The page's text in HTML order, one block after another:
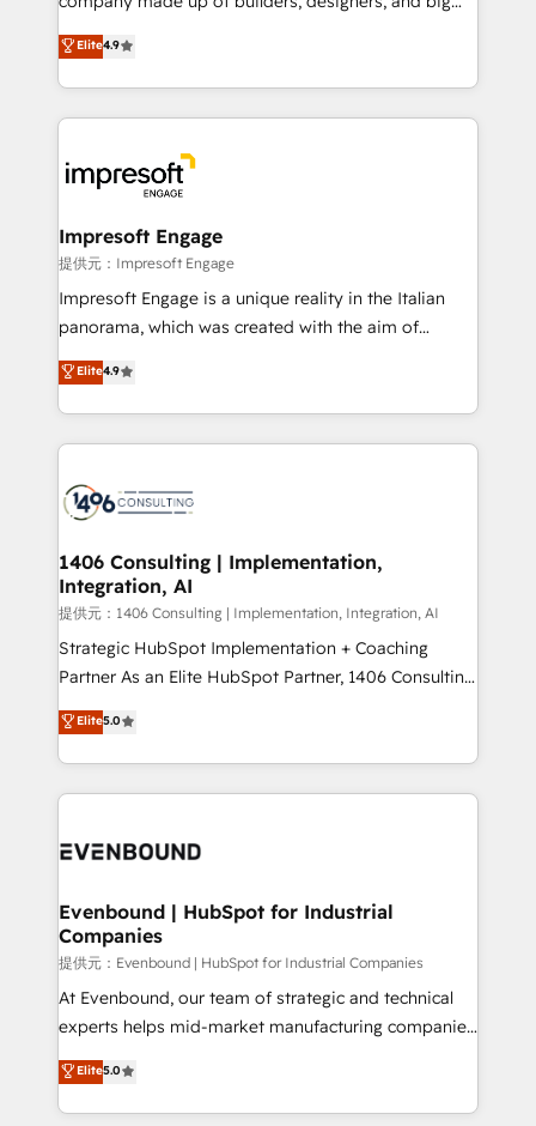
Platform Migration Excellence. • Top 3 Partner of the
Year LATAM 2022, 2023, 2024, 2025. • Partner of the
business with HubSpot? Let Cebra’s experts help
you grow faster, smarter, and with impact.
thinkers. We blend strategy, design, and
development—always fueled by curiosity—to turn
ideas, opportunities, and challenges into meaningful
experiences. To us, technology is more than just
and—most importantly—simple. That’s why we lean
into bold ideas and shape them into thoughtful
products and strategies that actually make a
difference.
Elite4.9
Impresoft Engage
提供元：Impresoft Engage
Impresoft Engage is a unique reality in the Italian
panorama, which was created with the aim of
putting Customer Experience at the center by
creating digital environments capable of integrating
people, processes and data. We offer the best
digital solutions on the market, ranging from CRM
marketing automation to online and offline sales
allowing companies to optimize processes and meet
the needs of the customer. We are part of Impresoft
Group, a group of specialized and complementary
companies that divide their offer into 4
Competence Centers: Smart Manufacturing,
The synergies generated by these integrations,
together with the combination of talents, skills,
to accompany companies on their digital
Elite4.9
1406 Consulting | Implementation,
Integration, AI
提供元：1406 Consulting | Implementation, Integration, AI
Strategic HubSpot Implementation + Coaching
Partner As an Elite HubSpot Partner, 1406 Consulting
helps mid-market revenue teams transform how
they sell, market, and serve. We don't just build your
HubSpot—we teach your team to own it, then stay
to help you keep winning. What We Do ⚙️ CRM
Data & Content 📈 Sales & Marketing Alignment +
Agent Creation 🔄 Custom Integrations & Data
Migration Why 1406 We become part of your team.
Your team learns while we build. We fix what others
broke. Built for mid-market reality—practical
solutions that work with your actual headcount and
HubSpot partners 🔄 Top 5% globally in client
retention 📅 8+ years of consistent results since 2017
Elite5.0
Evenbound | HubSpot for Industrial
Companies
提供元：Evenbound | HubSpot for Industrial Companies
At Evenbound, our team of strategic and technical
experts helps mid-market manufacturing companies
achieve real growth. We specialize in delivering
tailored solutions that drive results by leveraging
HubSpot’s platform and data to fuel success.
Elite5.0